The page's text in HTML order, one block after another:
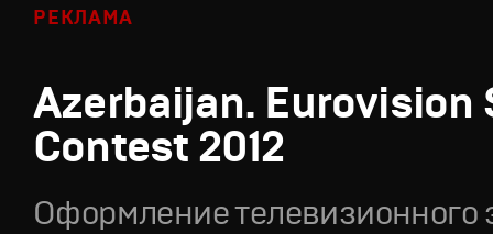
РЕКЛАМА
Azerbaijan. Eurovision
Contest 2012
Оформление телевизионного